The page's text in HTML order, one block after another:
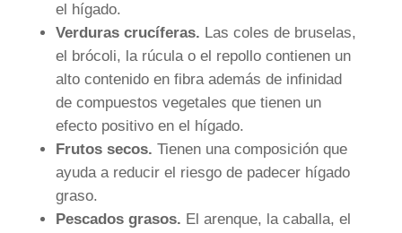
el hígado.
Verduras crucíferas. Las coles de bruselas,
el brócoli, la rúcula o el repollo contienen un
alto contenido en fibra además de infinidad
de compuestos vegetales que tienen un
efecto positivo en el hígado.
Frutos secos. Tienen una composición que
ayuda a reducir el riesgo de padecer hígado
graso.
Pescados grasos. El arenque, la caballa, el